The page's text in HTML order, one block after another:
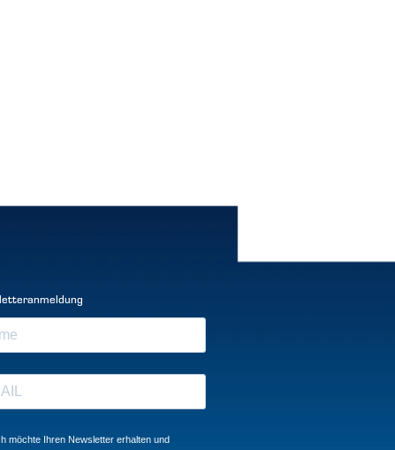
möchte Ihren Newsletter erhalten und